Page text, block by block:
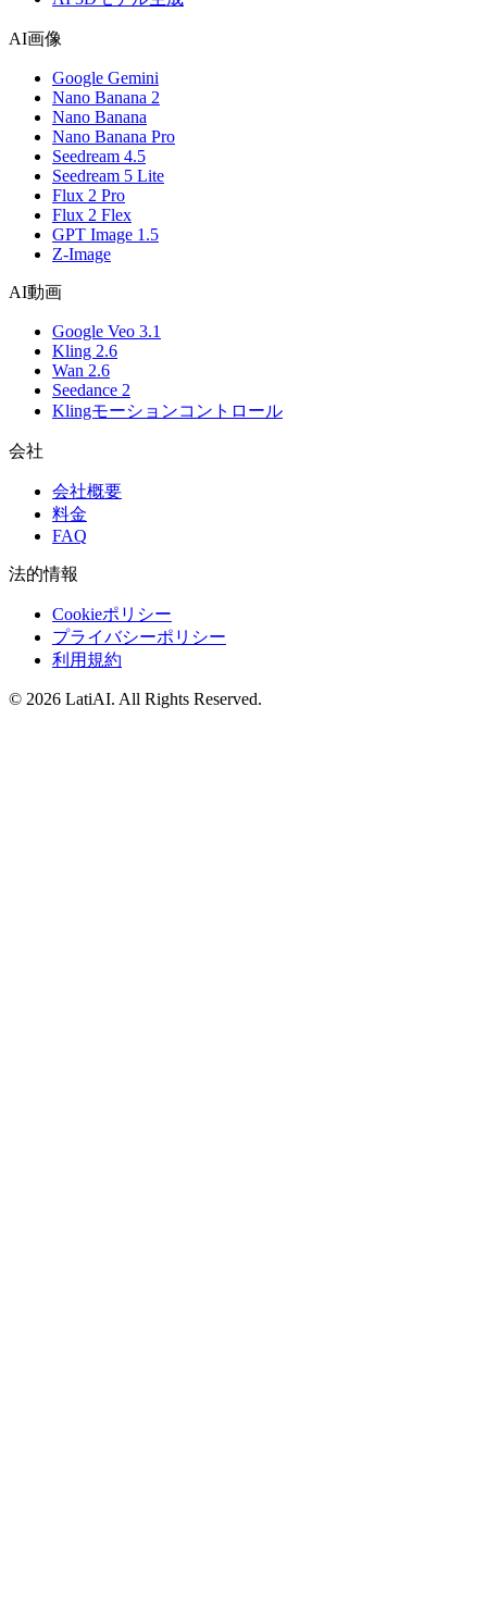
AI画像
Google Gemini
Nano Banana 2
Nano Banana
Nano Banana Pro
Seedream 4.5
Seedream 5 Lite
Flux 2 Pro
Flux 2 Flex
GPT Image 1.5
Z-Image
AI動画
Google Veo 3.1
Kling 2.6
Wan 2.6
Seedance 2
Klingモーションコントロール
会社
会社概要
料金
FAQ
法的情報
Cookieポリシー
プライバシーポリシー
利用規約
© 2026 LatiAI. All Rights Reserved.